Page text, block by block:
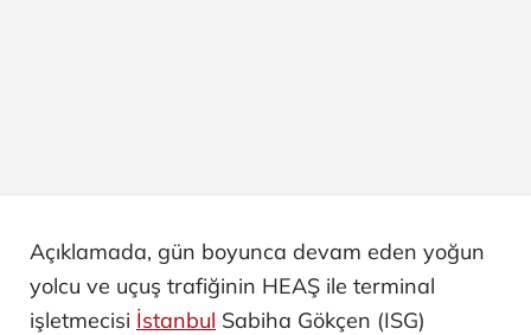
Açıklamada, gün boyunca devam eden yoğun
yolcu ve uçuş trafiğinin HEAŞ ile terminal
işletmecisi İstanbul Sabiha Gökçen (ISG)